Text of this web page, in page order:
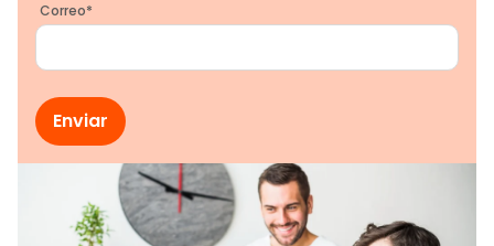
Correo*